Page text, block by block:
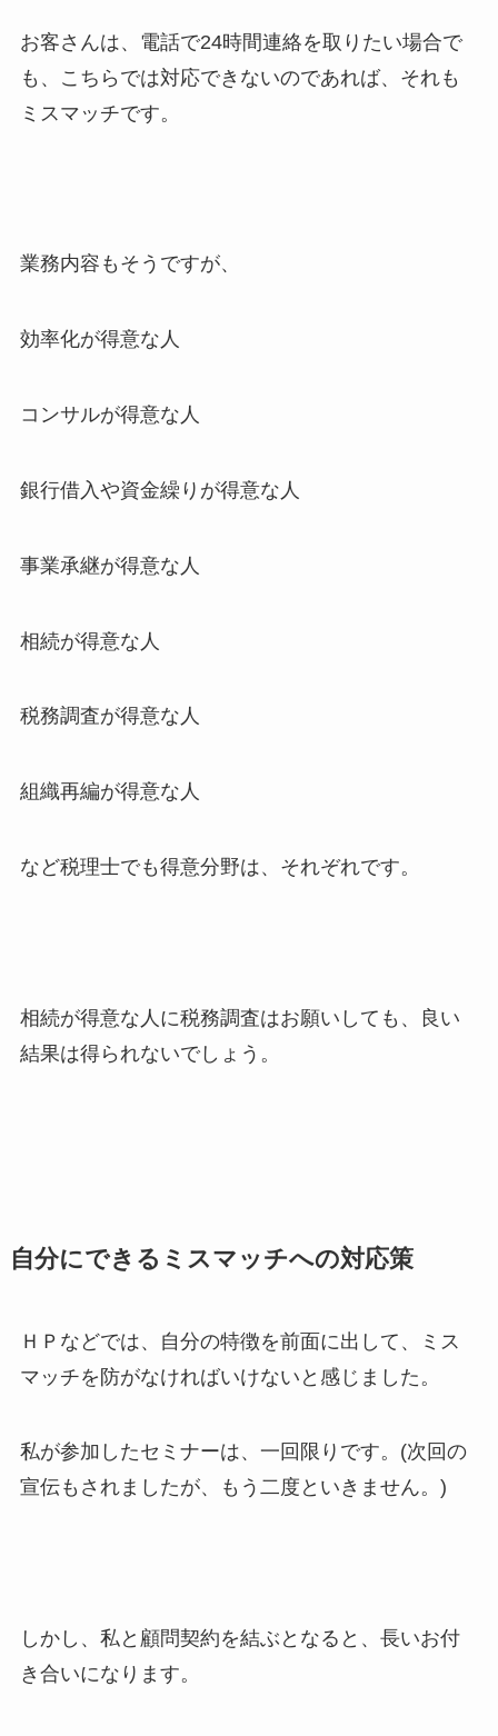
お客さんは、電話で24時間連絡を取りたい場合で
も、こちらでは対応できないのであれば、それも
ミスマッチです。
業務内容もそうですが、
効率化が得意な人
コンサルが得意な人
銀行借入や資金繰りが得意な人
事業承継が得意な人
相続が得意な人
税務調査が得意な人
組織再編が得意な人
など税理士でも得意分野は、それぞれです。
相続が得意な人に税務調査はお願いしても、良い
結果は得られないでしょう。
自分にできるミスマッチへの対応策
ＨＰなどでは、自分の特徴を前面に出して、ミス
マッチを防がなければいけないと感じました。
私が参加したセミナーは、一回限りです。(次回の
宣伝もされましたが、もう二度といきません。)
しかし、私と顧問契約を結ぶとなると、長いお付
き合いになります。